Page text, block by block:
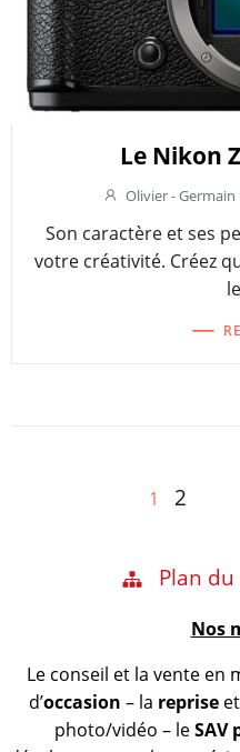
Le Nikon
Olivier -
Son caractère et ses
votre créativité. Créez
Page
1 Page
2
Plan
Nos
Le conseil et la vente en
d’occasion – la reprise
photo/vidéo – leSAV